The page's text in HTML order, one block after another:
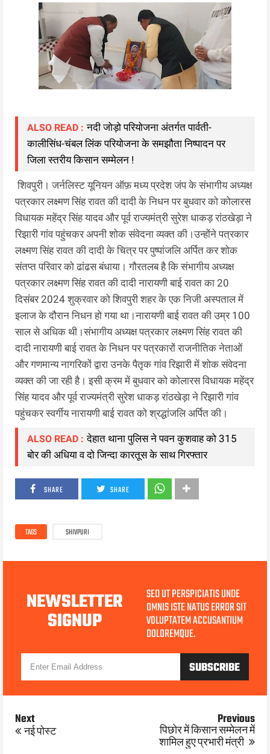
ALSO READ : नदी जोड़ो परियोजना अंतर्गत पार्वती-
कालीसिंध-चंबल लिंक परियोजना के समझौता निष्पादन पर
जिला स्तरीय किसान सम्मेलन !
शिवपुरी। जर्नलिस्ट यूनियन ऑफ़ मध्य प्रदेश जंप के संभागीय अध्यक्ष
पत्रकार लक्ष्मण सिंह रावत की दादी के निधन पर बुधवार को कोलारस
विधायक महेंद्र सिंह यादव और पूर्व राज्यमंत्री सुरेश धाकड़ रांठखेड़ा ने
रिझारी गांव पहुंचकर अपनी शोक संवेदना व्यक्त की।उन्होंने पत्रकार
लक्ष्मण सिंह रावत की दादी के चित्र पर पुष्पांजलि अर्पित कर शोक
संतप्त परिवार को ढांढस बंधाया। गौरतलब है कि संभागीय अध्यक्ष
पत्रकार लक्ष्मण सिंह रावत की दादी नारायणी बाई रावत का 20
दिसंबर 2024 शुक्रवार को शिवपुरी शहर के एक निजी अस्पताल में
इलाज के दौरान निधन हो गया था।नारायणी बाई रावत की उम्र 100
साल से अधिक थी।संभागीय अध्यक्ष पत्रकार लक्ष्मण सिंह रावत की
दादी नारायणी बाई रावत के निधन पर पत्रकारों राजनीतिक नेताओं
और गणमान्य नागरिकों द्वारा उनके पैतृक गांव रिझारी में शोक संवेदना
व्यक्त की जा रही है। इसी क्रम में बुधवार को कोलारस विधायक महेंद्र
सिंह यादव और पूर्व राज्यमंत्री सुरेश धाकड़ रांठखेड़ा ने रिझारी गांव
पहुंचकर स्वर्गीय नारायणी बाई रावत को श्रद्धांजलि अर्पित की।
ALSO READ : देहात थाना पुलिस ने पवन कुशवाह को 315
बोर की अधिया व दो जिन्दा कारतूस के साथ गिरफ्तार
SHARE SHARE
TAGS SHIVPURI
NEWSLETTER
SIGNUP
SED UT PERSPICIATIS UNDE
OMNIS ISTE NATUS ERROR SIT
VOLUPTATEM ACCUSANTIUM
DOLOREMQUE.
Next
नई पोस्ट
Previous
पिछोर में किसान सम्मेलन में
शामिल हुए प्रभारी मंत्री
MAR 07, 2026
मध्यप्रदेश सरकार के वन